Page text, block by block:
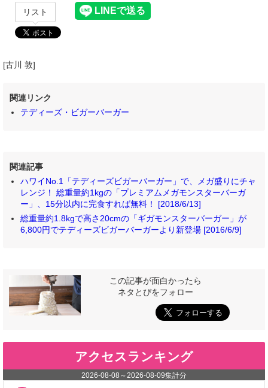
リスト
[古川 敦]
関連リンク
テディーズ・ビガーバーガー
関連記事
ハワイNo.1「テディーズビガーバーガー」で、メガ盛りにチャ
レンジ！ 総重量約1kgの「プレミアムメガモンスターバーガ
ー」、15分以内に完食すれば無料！ [2018/6/13]
総重量約1.8kgで高さ20cmの「ギガモンスターバーガー」が
6,800円でテディーズビガーバーガーより新登場 [2016/6/9]
この記事が面白かったら
ネタとぴをフォロー
アクセスランキング
2026-08-08 ～2026-08-09集計分